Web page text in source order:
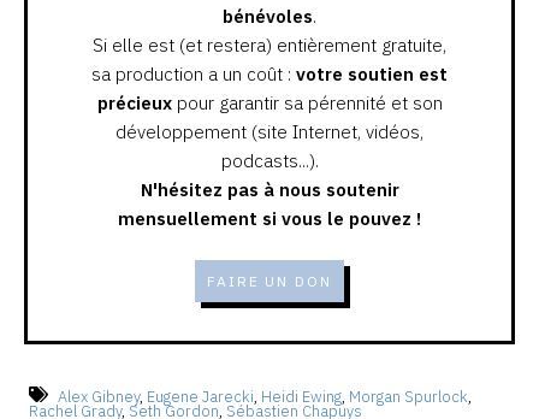
bénévoles.
Si elle est (et restera) entièrement gratuite,
sa production a un coût : votre soutien est
précieuxpour garantir sa pérennité et son
développement (site Internet, vidéos,
podcasts...).
N'hésitez pas à nous soutenir
mensuellement si vous le pouvez !
FAIRE UN DON
Alex Gibney, Eugene Jarecki, Heidi Ewing, Morgan Spurlock,
Rachel Grady, Seth Gordon, Sébastien Chapuys